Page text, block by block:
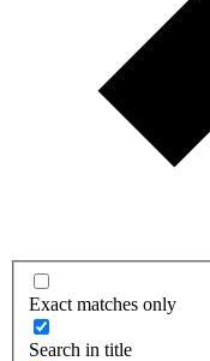
Exact matches only
Search in title